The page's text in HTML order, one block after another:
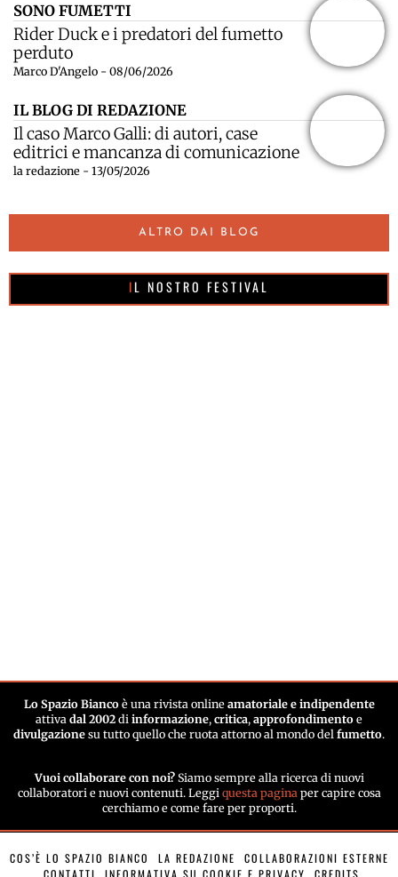
SONO FUMETTI
Rider Duck e i predatori del fumetto
perduto
Marco D'Angelo - 08/06/2026
IL BLOG DI REDAZIONE
Il caso Marco Galli: di autori, case
editrici e mancanza di comunicazione
la redazione - 13/05/2026
ALTRO DAI BLOG
IL NOSTRO FESTIVAL
Lo Spazio Biancoè una rivista online amatoriale e indipendente
attiva dal 2002 di informazione, critica, approfondimento e
divulgazione su tutto quello che ruota attorno al mondo del fumetto.
Vuoi collaborare con noi? Siamo sempre alla ricerca di nuovi
collaboratori e nuovi contenuti. Leggi questa pagina per capire cosa
cerchiamo e come fare per proporti.
COS’È LO SPAZIO BIANCO LA REDAZIONE
COLLABORAZIONI ESTERNE
CONTATTI
INFORMATIVA SU COOKIE E PRIVACY CREDITS